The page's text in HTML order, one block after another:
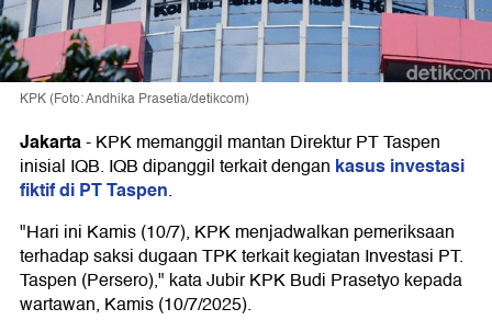
KPK (Foto: Andhika Prasetia/detikcom)
Jakarta-KPK memanggil mantan Direktur PT Taspen
inisial IQB. IQB dipanggil terkait dengan kasus investasi
fiktif di PT Taspen.
"Hari ini Kamis (10/7), KPK menjadwalkan pemeriksaan
terhadap saksi dugaan TPK terkait kegiatan Investasi PT.
Taspen (Persero)," kata Jubir KPK Budi Prasetyo kepada
wartawan, Kamis (10/7/2025).